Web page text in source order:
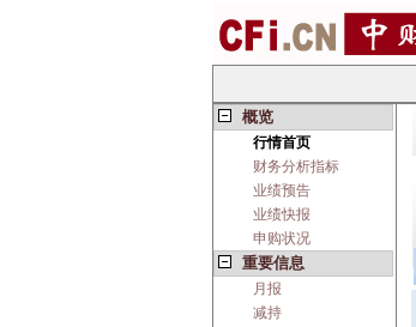
概览
行情首页
财务分析指标
业绩预告
业绩快报
申购状况
重要信息
月报
减持